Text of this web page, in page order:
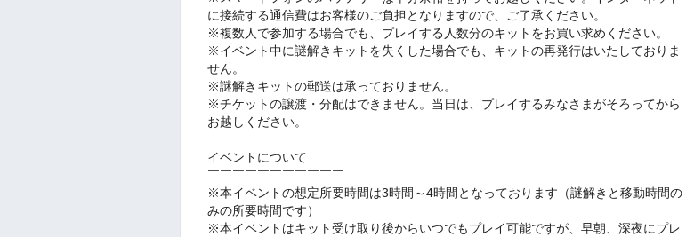
に接続する通信費はお客様のご負担となりますので、ご了承ください。
※複数人で参加する場合でも、プレイする人数分のキットをお買い求めください。
※イベント中に謎解きキットを失くした場合でも、キットの再発行はいたしておりま
せん。
※謎解きキットの郵送は承っておりません。
※チケットの譲渡・分配はできません。当日は、プレイするみなさまがそろってから
お越しください。
イベントについて
￣￣￣￣￣￣￣￣￣￣￣
※本イベントの想定所要時間は3時間～4時間となっております（謎解きと移動時間の
みの所要時間です）
※本イベントはキット受け取り後からいつでもプレイ可能ですが、早朝、深夜にプレ